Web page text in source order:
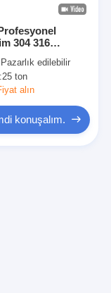
304 316
boru
Pazarlık edilebilir
25 ton
alın
konuşalım.